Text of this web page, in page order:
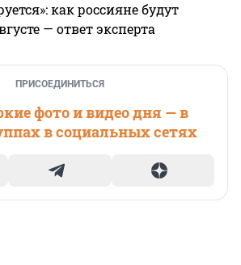
как россияне будут
— ответ эксперта
ПРИСОЕДИНИТЬСЯ
фото и видео дня — в
в социальных сетях